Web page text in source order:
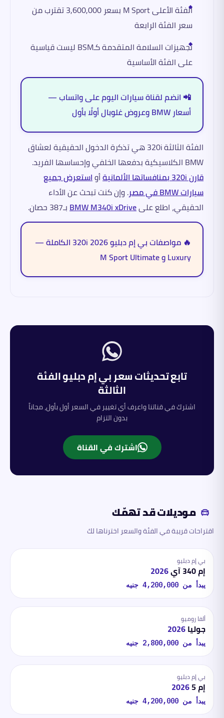
الفئة الأعلى M Sport بسعر 3,600,000 تقترب من
سعر الفئة الرابعة
تجهيزات السلامة المتقدمة كـBSM ليست قياسية
على الفئة الأساسية
📲 انضم لقناة سيارات اليوم على واتساب —
أسعار BMW وعروض غلوبال أولًا بأول
الفئة الثالثة 320i هي تذكرة الدخول الحقيقية لعشاق
BMW الكلاسيكية بدفعها الخلفي وإحساسها الفريد.
قارن 320i بمنافساتها الألمانية
أواستعرض جميع
سيارات BMW في مصر
. وإن كنت تبحث عن الأداء
الحقيقي، اطلع علىBMW M340i xDriveبـ387 حصان.
🔥 مواصفات بي إم دبليو 320i 2026 الكاملة —
Luxury و M Sport Ultimate
تابع تحديثات سعربي إم دبليوالفئة
الثالثة
اشترك في قناتنا واعرف أي تغيير في السعر أول بأول، مجاناً
بدون التزام
اشترك في القناة
موديلات قد تهمّك
اقتراحات قريبة في الفئة والسعر اخترناها لك
بي إم دبليو
إم 340 آي 2026
يبدأ من 4,200,000 جنيه
ألفا روميو
جوليا2026
يبدأ من 2,800,000 جنيه
بي إم دبليو
إم 5 2026
يبدأ من 4,200,000 جنيه